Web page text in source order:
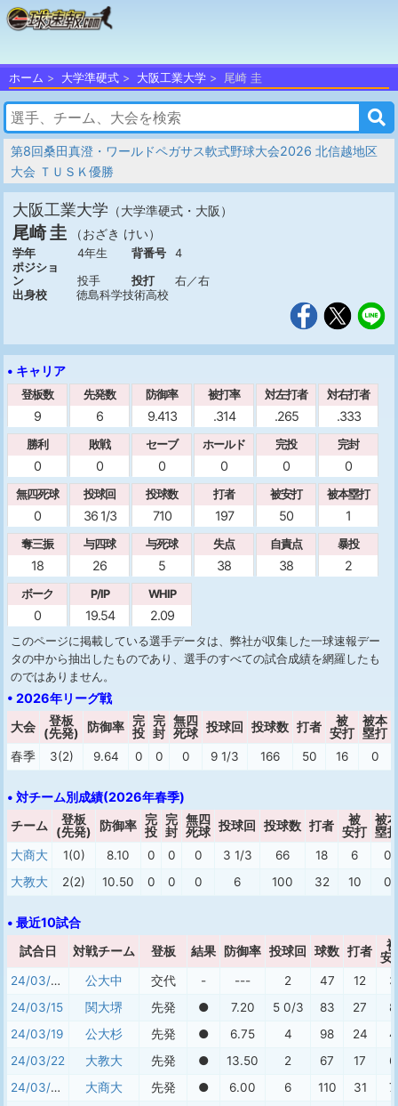
ホーム 大学準硬式 大阪工業大学 尾崎 圭
第8回桑田真澄・ワールドペガサス軟式野球大会2026 北信越地区
大会 ＴＵＳＫ優勝
大阪工業大学 （大学準硬式・大阪）
尾崎 圭 （おざき けい）
学年 4年生 背番号
4
ポジショ
ン
投手 投打
右／右
出身校
徳島科学技術高校
• キャリア
登板数
9
先発数
6
防御率
9.413
被打率
.314
対左打者
.265
対右打者
.333
勝利
0
敗戦
0
セーブ
0
ホールド
0
完投
0
完封
0
無四死球
0
投球回
36 1/3
投球数
710
打者
197
被安打
50
被本塁打
1
奪三振
18
与四球
26
与死球
5
失点
38
自責点
38
暴投
2
ボーク
0
P/IP
19.54
WHIP
2.09
このページに掲載している選手データは、弊社が収集した一球速報デー
タの中から抽出したものであり、選手のすべての試合成績を網羅したも
のではありません。
• 2026年リーグ戦
大会
登板
(先発)
防御率
完
投
完
封
無四
死球 投球回 投球数 打者
被
安打
被本
塁打
春季
3(2) 9.64 0 0 0 9 1/3 166 50 16 0
• 対チーム別成績(2026年春季)
チーム
登板
(先発)
防御率
完
投
完
封
無四
死球 投球回 投球数 打者
被
安打
被
塁
大商大
1(0) 8.10 0 0 0 3 1/3 66 18 6
0
大教大
2(2) 10.50 0 0 0 6 100 32 10 0
• 最近10試合
試合日 対戦チーム 登板 結果 防御率 投球回 球数 打者
被
安
24/03/04
公大中 交代 - --- 2 47 12
3
24/03/15
関大堺 先発 ● 7.20 5 0/3 83 27
8
24/03/19
公大杉 先発 ● 6.75 4 98 24
4
24/03/22
大教大 先発 ● 13.50 2 67 17
6
24/03/30
大商大 先発 ● 6.00 6 110 31
7